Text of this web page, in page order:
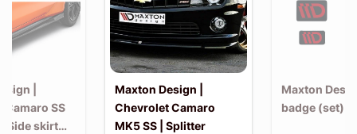
|
SS
Side skirt
Maxton Design |
Chevrolet Camaro
MK5 SS | Splitter
Maxton
badge (set)